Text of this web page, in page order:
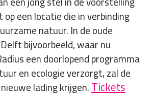
op een locatie die in verbinding
natuur. In de oude
bijvoorbeeld, waar nu
een doorlopend programma
en ecologie verzorgt, zal de
lading krijgen.Tickets